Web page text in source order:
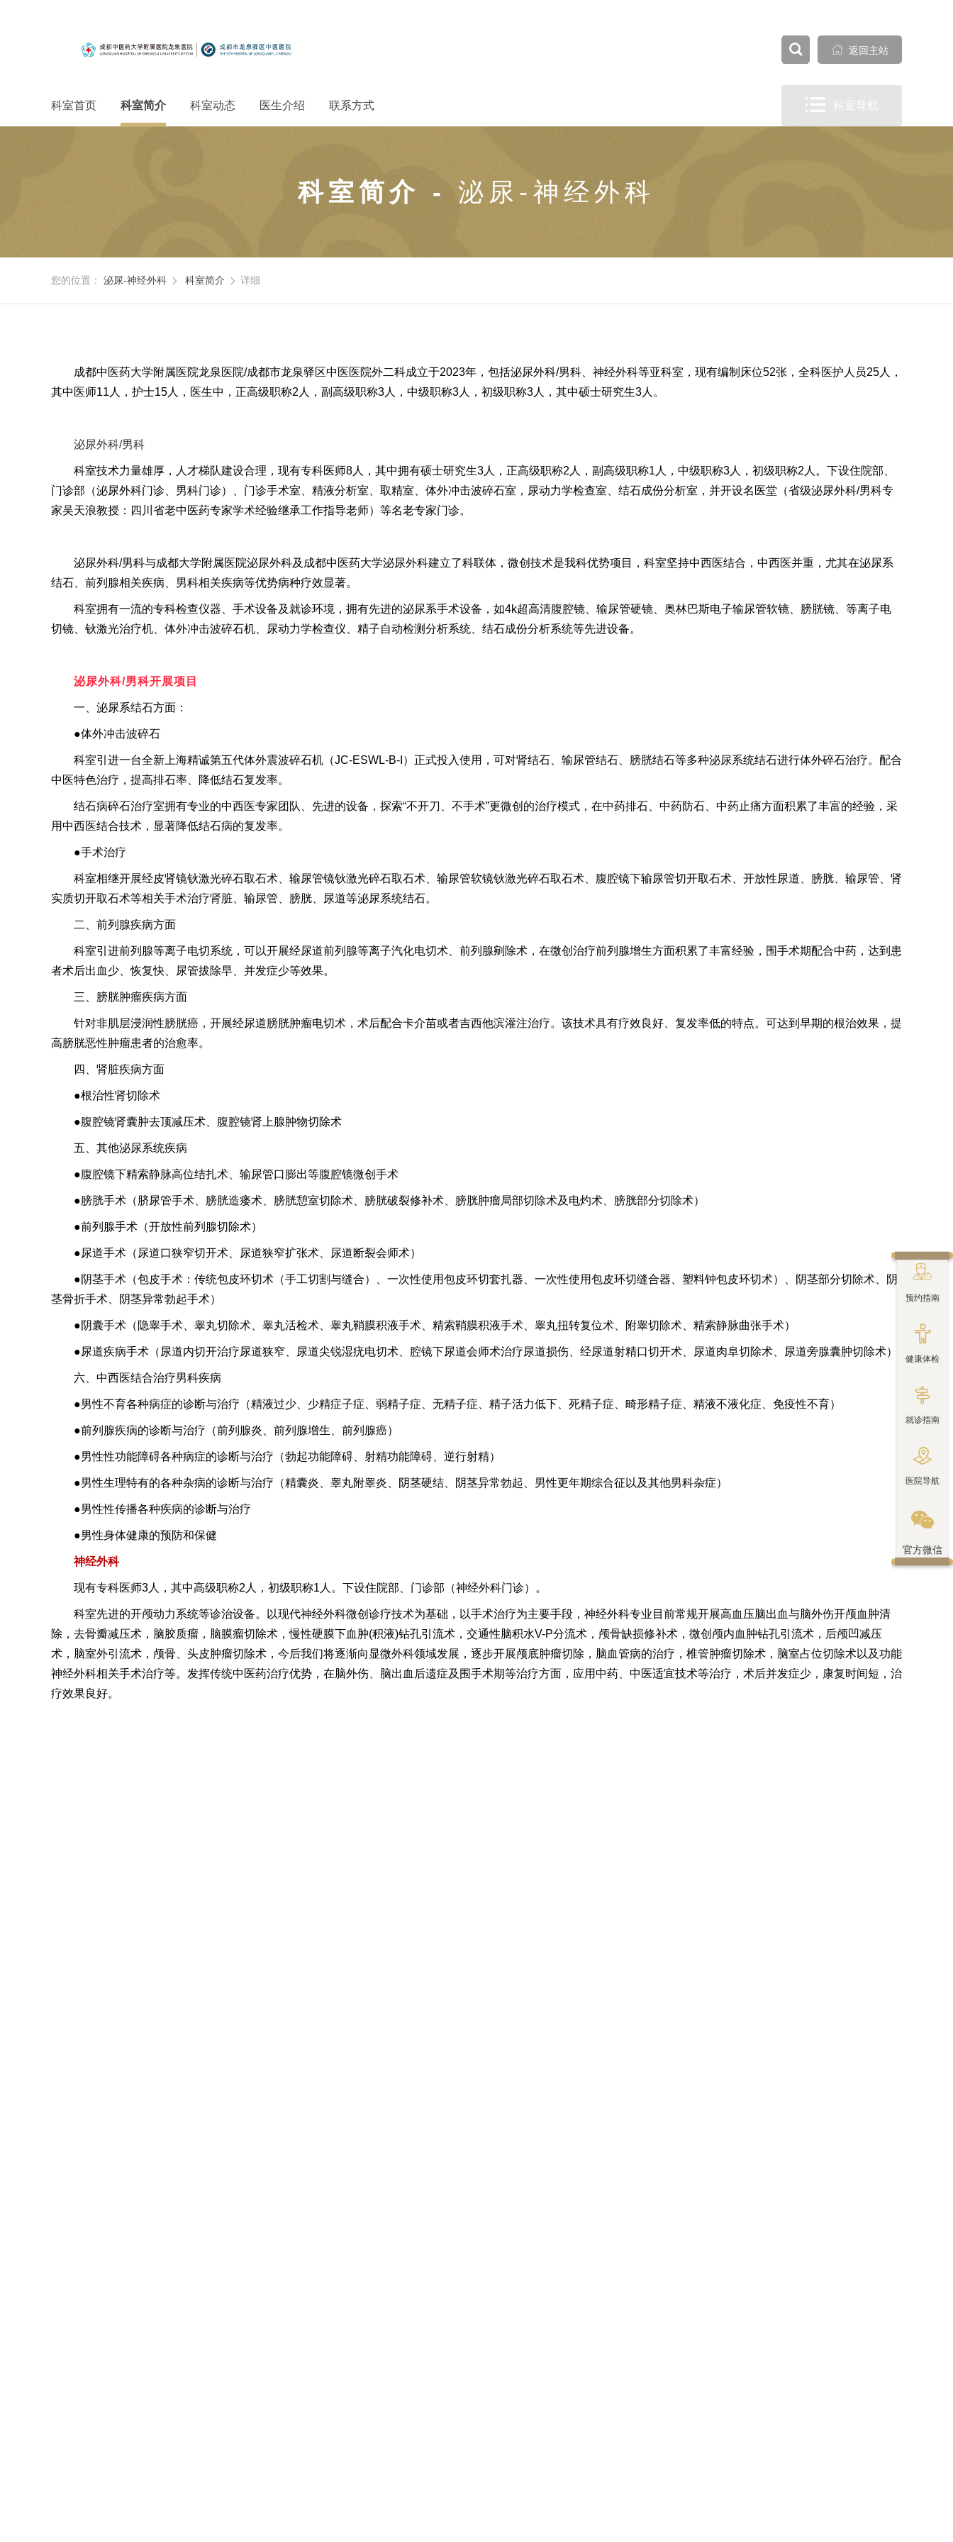
全部

  返回主站
科室首页 科室简介 科室动态 医生介绍 联系方式  科室导航
科室简介 - 泌尿-神经外科
您的位置： 泌尿-神经外科  科室简介  详细
成都中医药大学附属医院龙泉医院/成都市龙泉驿区中医医院外二科成立于2023年，包括泌尿外科/男科、神经外科等亚科室，现有编制床位52张，全科医护人员25人，
其中医师11 人，护士15人， 医生中， 正高级职称2 人，副高级职称3人，中级职称3人，初级职称3人 ， 其中硕士研究生3人 。
泌尿外科/男科
科室技术力量雄厚，人才梯队建设合理，现有专科医师8人，其中拥有硕士研究生3人，正高级职称2 人， 副高级职称1人， 中级职称3人，初级职称2人。下设住院部、
门诊部（泌尿外科门诊、男科门诊）、门诊手术室、精液分析室、取精室、体外冲击波碎石室，尿动力学检查室、结石成份分析室，并开设名医堂（省级泌尿外科/男科专
家吴天浪教授：四川省老中医药专家学术经验继承工作指导老师）等名老专家门诊。
泌尿外科/男科与成都大学附属医院泌尿外科及成都中医药大学泌尿外科建立了科联体，微创技术是我科优势项目，科室坚持中西医结合，中西医并重，尤其在泌尿系
结石、前列腺相关疾病、男科相关疾病等优势病种疗效显著。
科室拥有一流的专科检查仪器、手术设备及就诊环境，拥有先进的泌尿系手术设备，如4k超高清腹腔镜、输尿管硬镜、奥林巴斯电子输尿管软镜、膀胱镜、等离子电
切镜、钬激光治疗机、体外冲击波碎石机、尿动力学检查仪、精子自动检测分析系统、结石成份分析系统等先进设备。
泌尿外科/男科开展项目
一、泌尿系结石方面：
●体外冲击波碎石
科室引进一台全新上海精诚第五代体外震波碎石机（JC-ESWL-B-I）正式投入使用，可对肾结石、输尿管结石、膀胱结石等多种泌尿系统结石进行体外碎石治疗。配合
中医特色治疗，提高排石率、降低结石复发率。
结石病碎石治疗室拥有专业的中西医专家团队、先进的设备，探索“不开刀、不手术”更微创的治疗模式，在中药排石、中药防石、中药止痛方面积累了丰富的经验，采
用中西医结合技术，显著降低结石病的复发率。
●手术治疗
科室相继开展经皮肾镜钬激光碎石取石术、输尿管镜钬激光碎石取石术、输尿管软镜钬激光碎石取石术、腹腔镜下输尿管切开取石术、开放性尿道、膀胱、输尿管、肾
实质切开取石术等相关手术治疗肾脏、输尿管、膀胱、尿道等泌尿系统结石。
二、前列腺疾病方面
科室引进前列腺等离子电切系统，可以开展经尿道前列腺等离子汽化电切术、前列腺剜除术，在微创治疗前列腺增生方面积累了丰富经验，围手术期配合中药，达到患
者术后出血少、恢复快、尿管拔除早、并发症少等效果。
三、膀胱肿瘤疾病方面
针对非肌层浸润性膀胱癌，开展经尿道膀胱肿瘤电切术，术后配合卡介苗或者吉西他滨灌注治疗。该技术具有疗效良好、复发率低的特点。可达到早期的根治效果，提
高膀胱恶性肿瘤患者的治愈率。
四、肾脏疾病方面
●根治性肾切除术
●腹腔镜肾囊肿去顶减压术、腹腔镜肾上腺肿物切除术
五、其他泌尿系统疾病
●腹腔镜下精索静脉高位结扎术、输尿管口膨出等腹腔镜微创手术
●膀胱手术（脐尿管手术、膀胱造瘘术、膀胱憩室切除术、膀胱破裂修补术、膀胱肿瘤局部切除术及电灼术、膀胱部分切除术）
●前列腺手术（开放性前列腺切除术）
●尿道手术（尿道口狭窄切开术、尿道狭窄扩张术、尿道断裂会师术）
●阴茎手术（包皮手术：传统包皮环切术（手工切割与缝合）、一次性使用包皮环切套扎器、一次性使用包皮环切缝合器、塑料钟包皮环切术）、阴茎部分切除术、阴
茎骨折手术、阴茎异常勃起手术）
●阴囊手术（隐睾手术、睾丸切除术、睾丸活检术、睾丸鞘膜积液手术、精索鞘膜积液手术、睾丸扭转复位术、附睾切除术、精索静脉曲张手术）
●尿道疾病手术（尿道内切开治疗尿道狭窄、尿道尖锐湿疣电切术、腔镜下尿道会师术治疗尿道损伤、经尿道射精口切开术、尿道肉阜切除术、尿道旁腺囊肿切除术）
六、中西医结合治疗男科疾病
●男性不育各种病症的诊断与治疗（精液过少、少精症子症、弱精子症、无精子症、精子活力低下、死精子症、畸形精子症、精液不液化症、免疫性不育）
●前列腺疾病的诊断与治疗（前列腺炎、前列腺增生、前列腺癌）
●男性性功能障碍各种病症的诊断与治疗（勃起功能障碍、射精功能障碍、逆行射精）
●男性生理特有的各种杂病的诊断与治疗（精囊炎、睾丸附睾炎、阴茎硬结、阴茎异常勃起、男性更年期综合征以及其他男科杂症）
●男性性传播各种疾病的诊断与治疗
●男性身体健康的预防和保健
神经外科
现有专科医师3人，其中高级职称2 人，初级职称1 人。下设住院部、门诊部（神经外科门诊）。
科室先进的开颅动力系统等诊治设备。以现代神经外科微创诊疗技术为基础，以手术治疗为主要手段，神经外科专业目前常规开展高血压脑出血与脑外伤开颅血肿清
除，去骨瓣减压术，脑胶质瘤，脑膜瘤切除术，慢性硬膜下血肿(积液)钻孔引流术，交通性脑积水V-P分流术，颅骨缺损修补术，微创颅内血肿钻孔引流术，后颅凹减压
术，脑室外引流术，颅骨、头皮肿瘤切除术，今后我们将逐渐向显微外科领域发展，逐步开展颅底肿瘤切除，脑血管病的治疗，椎管肿瘤切除术，脑室占位切除术以及功能
神经外科相关手术治疗等。发挥传统中医药治疗优势，在脑外伤、脑出血后遗症及围手术期等治疗方面，应用中药、中医适宜技术等治疗，术后并发症少，康复时间短，治
疗效果良好。

预约指南

健康体检

就诊指南

医院导航

官方微信